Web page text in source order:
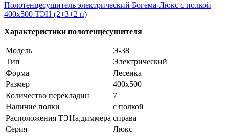
Полотенцесушитель электрический Богема-Люкс с полкой
400х500 ТЭН (2+3+2 п)
Характеристики полотенцесушителя
Модель
Э-38
Тип
Электрический
Форма
Лесенка
Размер
400х500
Количество перекладин
7
Наличие полки
с полкой
Расположения ТЭНа,диммера справа
Серия
Люкс